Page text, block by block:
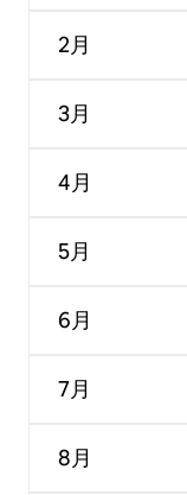
2月
3月
4月
5月
6月
7月
8月